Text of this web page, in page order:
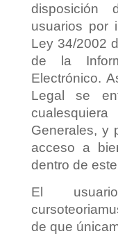
disposición
usuarios por
Ley 34/2002
de la
Electrónico.
Legal se
Generales, y
acceso a
dentro de
El
de que